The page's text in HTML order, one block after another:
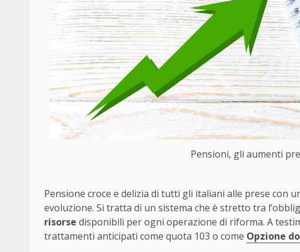
Pensioni, gli aumenti
Pensione croce e delizia di tutti gli italiani alle prese con
evoluzione. Si tratta di un sistema che è stretto tra
risorse disponibili per ogni operazione di riforma. A
trattamenti anticipati come quota 103 o come Opzione